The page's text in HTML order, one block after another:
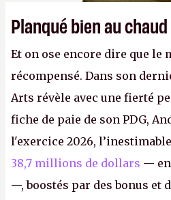
Planqué bien au chaud
Et on ose encore dire que le
récompensé. Dans son
Arts révèle avec une fierté
fiche de paie de son PDG,
l'exercice 2026,
38,7 millions de dollars —
—, boostés par des bonus et